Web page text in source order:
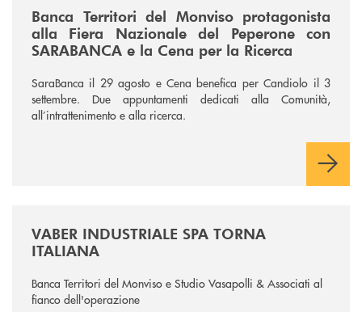
Banca Territori del Monviso protagonista
alla Fiera Nazionale del Peperone con
SARABANCA e la Cena per la Ricerca
SaraBanca il 29 agosto e Cena benefica per Candiolo il 3
settembre. Due appuntamenti dedicati alla Comunità,
all’intrattenimento e alla ricerca.
VABER INDUSTRIALE SPA TORNA
ITALIANA
Banca Territori del Monviso e Studio Vasapolli & Associati al
fianco dell'operazione